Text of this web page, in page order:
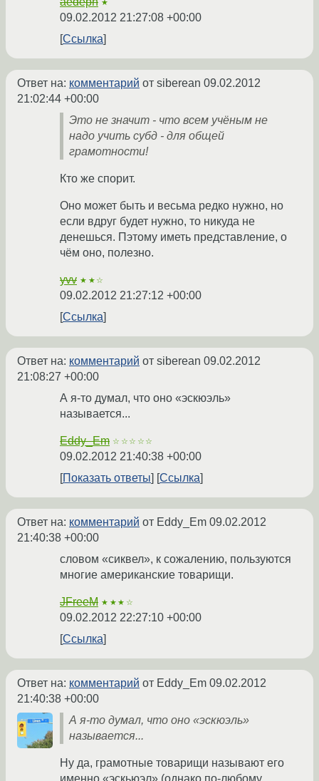
★
09.02.2012 21:27:08 +00:00
Ссылка
Ответ на: комментарий от siberean 09.02.2012
21:02:44 +00:00
Это не значит - что всем учёным не
надо учить субд - для общей
грамотности!
Кто же спорит.
Оно может быть и весьма редко нужно, но
если вдруг будет нужно, то никуда не
денешься. Пэтому иметь представление, о
чём оно, полезно.
yvv ★★☆
09.02.2012 21:27:12 +00:00
Ссылка
Ответ на: комментарий от siberean 09.02.2012
21:08:27 +00:00
А я-то думал, что оно «эскюэль»
называется...
Eddy_Em ☆☆☆☆☆
09.02.2012 21:40:38 +00:00
Показать ответы
Ссылка
Ответ на: комментарий от Eddy_Em 09.02.2012
21:40:38 +00:00
словом «сиквел», к сожалению, пользуются
многие американские товарищи.
JFreeM ★★★☆
09.02.2012 22:27:10 +00:00
Ссылка
Ответ на: комментарий от Eddy_Em 09.02.2012
21:40:38 +00:00
А я-то думал, что оно «эскюэль»
называется...
Ну да, грамотные товарищи называют его